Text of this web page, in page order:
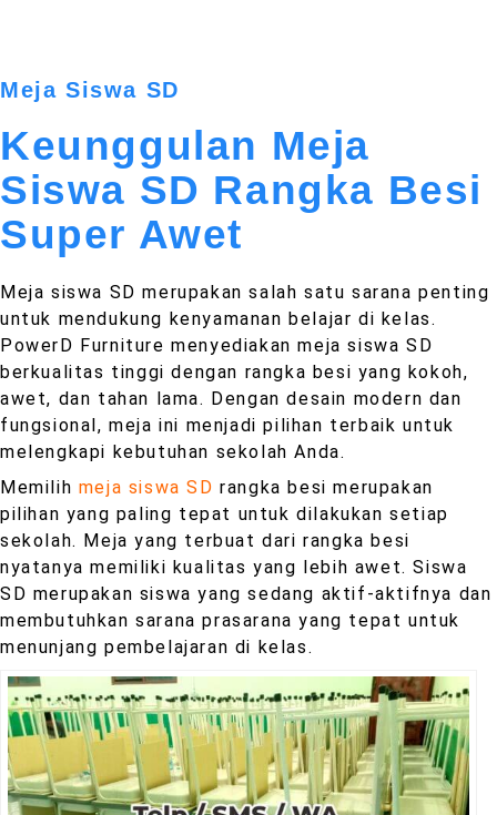
Meja Siswa SD
Keunggulan Meja
Siswa SD Rangka Besi
Super Awet
Meja siswa SD merupakan salah satu sarana penting
untuk mendukung kenyamanan belajar di kelas.
PowerD Furniture menyediakan meja siswa SD
berkualitas tinggi dengan rangka besi yang kokoh,
awet, dan tahan lama. Dengan desain modern dan
fungsional, meja ini menjadi pilihan terbaik untuk
melengkapi kebutuhan sekolah Anda.
Memilih meja siswa SD rangka besi merupakan
pilihan yang paling tepat untuk dilakukan setiap
sekolah. Meja yang terbuat dari rangka besi
nyatanya memiliki kualitas yang lebih awet. Siswa
SD merupakan siswa yang sedang aktif-aktifnya dan
membutuhkan sarana prasarana yang tepat untuk
menunjang pembelajaran di kelas.